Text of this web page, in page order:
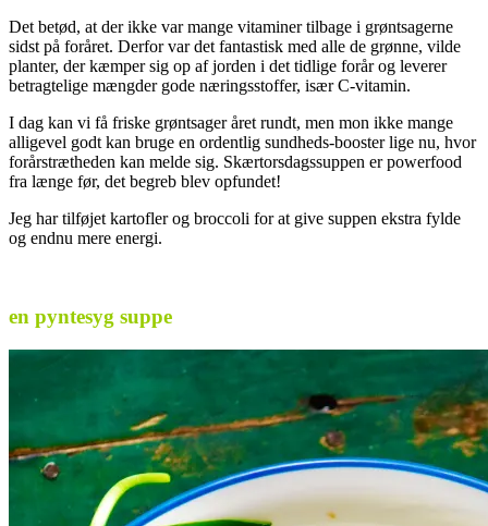
Det betød, at der ikke var mange vitaminer tilbage i grøntsagerne
sidst på foråret. Derfor var det fantastisk med alle de grønne, vilde
planter, der kæmper sig op af jorden i det tidlige forår og leverer
betragtelige mængder gode næringsstoffer, især C-vitamin.
I dag kan vi få friske grøntsager året rundt, men mon ikke mange
alligevel godt kan bruge en ordentlig sundheds-booster lige nu, hvor
forårstrætheden kan melde sig. Skærtorsdagssuppen er powerfood
fra længe før, det begreb blev opfundet!
Jeg har tilføjet kartofler og broccoli for at give suppen ekstra fylde
og endnu mere energi.
en pyntesyg suppe